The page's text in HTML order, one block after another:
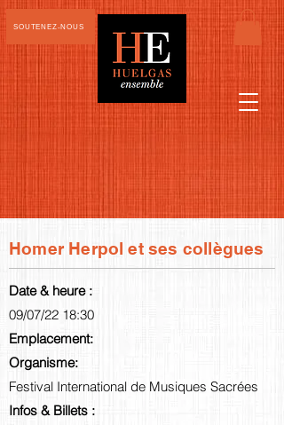
SOUTENEZ-NOUS
Homer Herpol et ses collègues
Date & heure :
09/07/22 18:30
Emplacement:
Organisme:
Festival International de Musiques Sacrées
Infos & Billets :